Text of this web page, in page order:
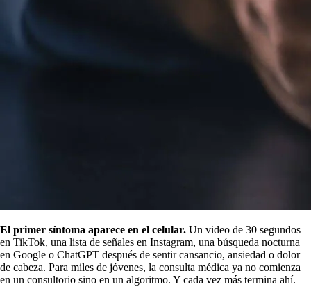
El primer síntoma aparece en el celular. Un video de 30 segundos
en TikTok, una lista de señales en Instagram, una búsqueda nocturna
en Google o ChatGPT después de sentir cansancio, ansiedad o dolor
de cabeza. Para miles de jóvenes, la consulta médica ya no comienza
en un consultorio sino en un algoritmo. Y cada vez más termina ahí.